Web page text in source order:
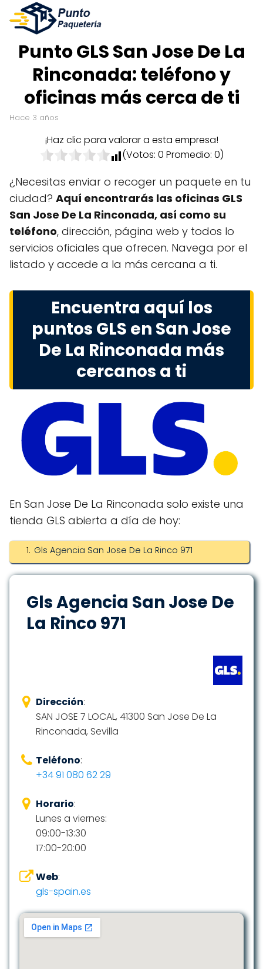
Punto GLS San Jose De La
Rinconada: teléfono y
oficinas más cerca de ti
hace 3 años
¡Haz clic para valorar a esta empresa!
(Votos: 0 Promedio: 0)
¿Necesitas enviar o recoger un paquete en tu
ciudad? Aquí encontrarás las oficinas GLS
San Jose De La Rinconada, así como su
teléfono, dirección, página web y todos lo
servicios oficiales que ofrecen. Navega por el
listado y accede a la más cercana a ti.
Encuentra aquí los
puntos GLS en San Jose
De La Rinconada más
cercanos a ti
En San Jose De La Rinconada solo existe una
tienda GLS abierta a día de hoy:
Gls Agencia San Jose De La Rinco 971
Gls Agencia San Jose De
La Rinco 971
Dirección:
SAN JOSE 7 LOCAL, 41300 San Jose De La
Rinconada, Sevilla
Teléfono:
+34 91 080 62 29
Horario:
Lunes a viernes:
09:00-13:30
17:00-20:00
Web:
gls-spain.es